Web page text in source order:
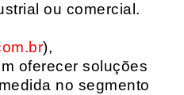
ou comercial.
),
oferecer soluções
no segmento